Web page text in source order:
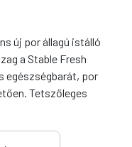
új por állagú istálló
a Stable Fresh
egészségbarát, por
Tetszőleges